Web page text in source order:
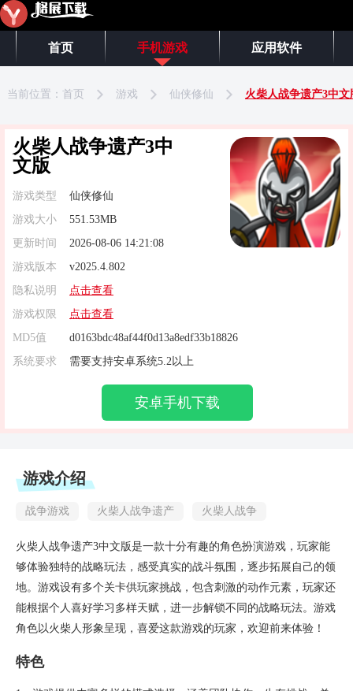
首页 手机游戏 应用软件
当前位置： 首页 游戏 仙侠修仙 火柴人战争遗产3中文
火柴人战争遗产3中
文版
游戏类型
仙侠修仙
游戏大小
551.53MB
更新时间
2026-08-06 14:21:08
游戏版本
v2025.4.802
隐私说明
点击查看
游戏权限
点击查看
MD5值
d0163bdc48af44f0d13a8edf33b18826
系统要求
需要支持安卓系统5.2以上
安卓手机下载
游戏介绍
战争游戏 火柴人战争遗产 火柴人战争
火柴人战争遗产3中文版是一款十分有趣的角色扮演游戏，玩家能
够体验独特的战略玩法，感受真实的战斗氛围，逐步拓展自己的领
地。游戏设有多个关卡供玩家挑战，包含刺激的动作元素，玩家还
能根据个人喜好学习多样天赋，进一步解锁不同的战略玩法。游戏
角色以火柴人形象呈现，喜爱这款游戏的玩家，欢迎前来体验！
特色